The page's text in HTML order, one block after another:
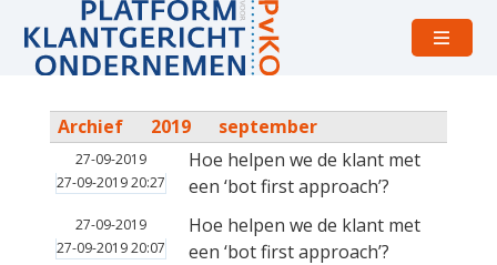
Open
Archief 2019 september
27-09-2019
27-09-2019 20:27
Hoe helpen we de klant met
een ‘bot first approach’?
27-09-2019
27-09-2019 20:07
Hoe helpen we de klant met
een ‘bot first approach’?